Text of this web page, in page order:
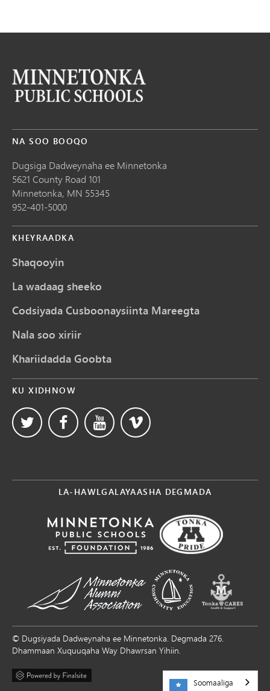
NA SOO BOOQO
Dugsiga Dadweynaha ee Minnetonka
5621 County Road 101
Minnetonka, MN 55345
952-401-5000
KHEYRAADKA
Shaqooyin
La wadaag sheeko
Codsiyada Cusboonaysiinta Mareegta
Nala soo xiriir
Khariidadda Goobta
KU XIDHNOW
LA-HAWLGALAYAASHA DEGMADA
© Dugsiyada Dadweynaha ee Minnetonka. Degmada 276.
Dhammaan Xuquuqaha Way Dhawrsan Yihiin.
Soomaaliga